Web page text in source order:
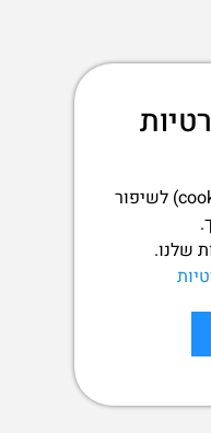
אנחנו משתמשים בעוגיות (cookies) לשיפור
שלנו.